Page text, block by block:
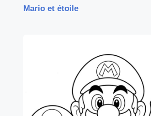
Mario et étoile